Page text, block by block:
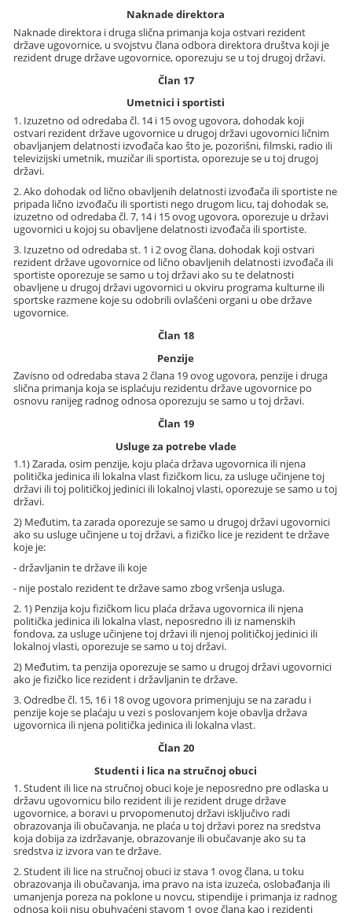
Naknade direktora
Naknade direktora i druga slična primanja koja ostvari rezident
države ugovornice, u svojstvu člana odbora direktora društva koji je
rezident druge države ugovornice, oporezuju se u toj drugoj državi.
Član 17
Umetnici i sportisti
1. Izuzetno od odredaba čl. 14 i 15 ovog ugovora, dohodak koji
ostvari rezident države ugovornice u drugoj državi ugovornici ličnim
obavljanjem delatnosti izvođača kao što je, pozorišni, filmski, radio ili
televizijski umetnik, muzičar ili sportista, oporezuje se u toj drugoj
državi.
2. Ako dohodak od lično obavljenih delatnosti izvođača ili sportiste ne
pripada lično izvođaču ili sportisti nego drugom licu, taj dohodak se,
izuzetno od odredaba čl. 7, 14 i 15 ovog ugovora, oporezuje u državi
ugovornici u kojoj su obavljene delatnosti izvođača ili sportiste.
3. Izuzetno od odredaba st. 1 i 2 ovog člana, dohodak koji ostvari
rezident države ugovornice od lično obavljenih delatnosti izvođača ili
sportiste oporezuje se samo u toj državi ako su te delatnosti
obavljene u drugoj državi ugovornici u okviru programa kulturne ili
sportske razmene koje su odobrili ovlašćeni organi u obe države
ugovornice.
Član 18
Penzije
Zavisno od odredaba stava 2 člana 19 ovog ugovora, penzije i druga
slična primanja koja se isplaćuju rezidentu države ugovornice po
osnovu ranijeg radnog odnosa oporezuju se samo u toj državi.
Član 19
Usluge za potrebe vlade
1.1) Zarada, osim penzije, koju plaća država ugovornica ili njena
politička jedinica ili lokalna vlast fizičkom licu, za usluge učinjene toj
državi ili toj političkoj jedinici ili lokalnoj vlasti, oporezuje se samo u toj
državi.
2) Međutim, ta zarada oporezuje se samo u drugoj državi ugovornici
ako su usluge učinjene u toj državi, a fizičko lice je rezident te države
koje je:
- državljanin te države ili koje
- nije postalo rezident te države samo zbog vršenja usluga.
2. 1) Penzija koju fizičkom licu plaća država ugovornica ili njena
politička jedinica ili lokalna vlast, neposredno ili iz namenskih
fondova, za usluge učinjene toj državi ili njenoj političkoj jedinici ili
lokalnoj vlasti, oporezuje se samo u toj državi.
2) Međutim, ta penzija oporezuje se samo u drugoj državi ugovornici
ako je fizičko lice rezident i državljanin te države.
3. Odredbe čl. 15, 16 i 18 ovog ugovora primenjuju se na zaradu i
penzije koje se plaćaju u vezi s poslovanjem koje obavlja država
ugovornica ili njena politička jedinica ili lokalna vlast.
Član 20
Studenti i lica na stručnoj obuci
1. Student ili lice na stručnoj obuci koje je neposredno pre odlaska u
državu ugovornicu bilo rezident ili je rezident druge države
ugovornice, a boravi u prvopomenutoj državi isključivo radi
obrazovanja ili obučavanja, ne plaća u toj državi porez na sredstva
koja dobija za izdržavanje, obrazovanje ili obučavanje ako su ta
sredstva iz izvora van te države.
2. Student ili lice na stručnoj obuci iz stava 1 ovog člana, u toku
obrazovanja ili obučavanja, ima pravo na ista izuzeća, oslobađanja ili
umanjenja poreza na poklone u novcu, stipendije i primanja iz radnog
odnosa koji nisu obuhvaćeni stavom 1 ovog člana kao i rezidenti